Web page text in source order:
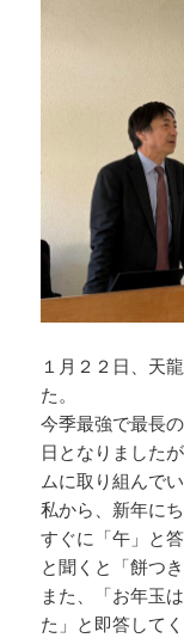
１月２２日、天
た。
今季最強で最長
日となりました
ムに取り組んでい
私から、新年に
すぐに「午」と
と聞くと「餅つ
また、「お年玉
た」と即答して